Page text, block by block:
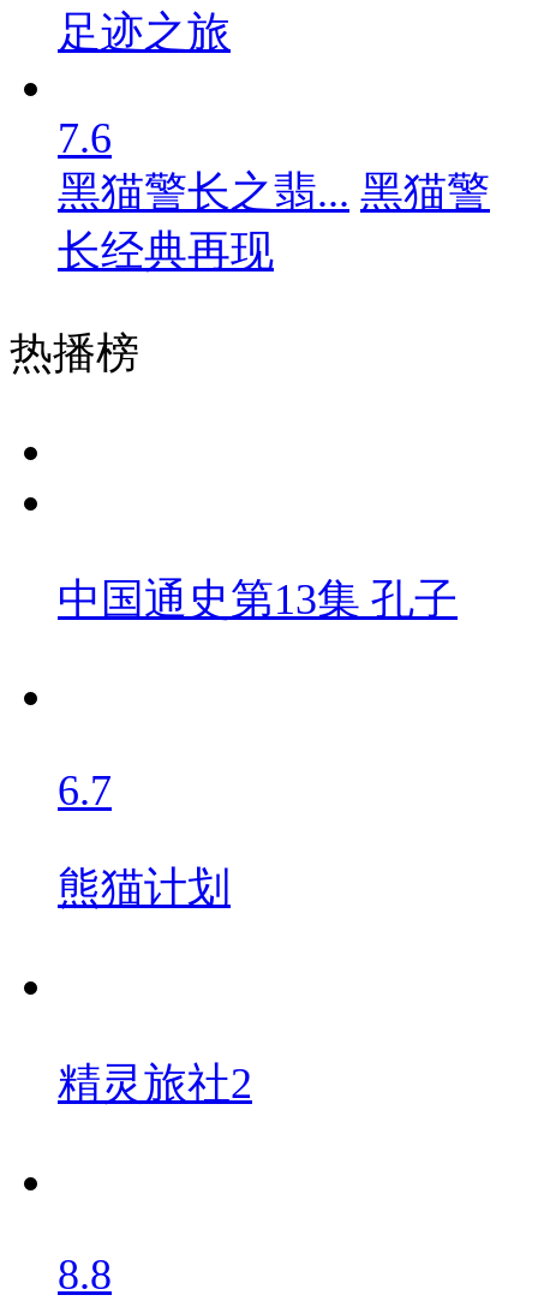
足迹之旅
7.6
黑猫警长之翡... 黑猫警
长经典再现
热播榜
中国通史第13集 孔子
6.7
熊猫计划
精灵旅社2
8.8